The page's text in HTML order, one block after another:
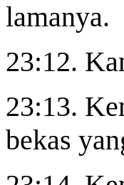
lamanya.
23:12.
23:13.
bekas